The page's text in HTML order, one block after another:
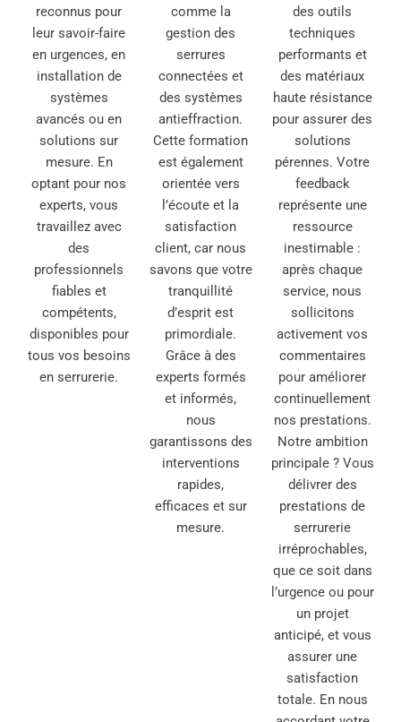
reconnus pour
leur savoir-faire
en urgences, en
installation de
systèmes
avancés ou en
solutions sur
mesure. En
optant pour nos
experts, vous
travaillez avec
des
professionnels
fiables et
compétents,
disponibles pour
tous vos besoins
en serrurerie.
comme la
gestion des
serrures
connectées et
des systèmes
antieffraction.
Cette formation
est également
orientée vers
l’écoute et la
satisfaction
client, car nous
savons que votre
tranquillité
d’esprit est
primordiale.
Grâce à des
experts formés
et informés,
nous
garantissons des
interventions
rapides,
efficaces et sur
mesure.
des outils
techniques
performants et
des matériaux
haute résistance
pour assurer des
solutions
pérennes. Votre
feedback
représente une
ressource
inestimable :
après chaque
service, nous
sollicitons
activement vos
commentaires
pour améliorer
continuellement
nos prestations.
Notre ambition
principale ? Vous
délivrer des
prestations de
serrurerie
irréprochables,
que ce soit dans
l’urgence ou pour
un projet
anticipé, et vous
assurer une
satisfaction
totale. En nous